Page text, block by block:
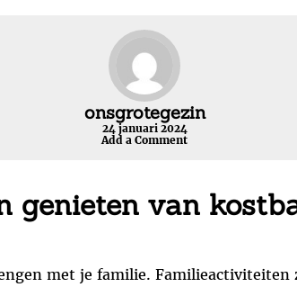
onsgrotegezin
24 januari 2024
Add a Comment
genieten van
met je familie.